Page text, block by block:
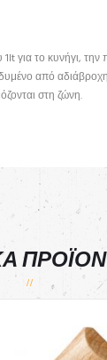
για το κυνήγι, την
από
στη ζώνη.